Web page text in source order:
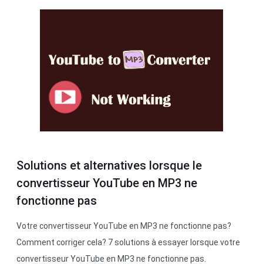
Solutions et alternatives lorsque le
convertisseur YouTube en MP3 ne
fonctionne pas
Votre convertisseur YouTube en MP3 ne fonctionne pas?
Comment corriger cela? 7 solutions à essayer lorsque votre
convertisseur YouTube en MP3 ne fonctionne pas.